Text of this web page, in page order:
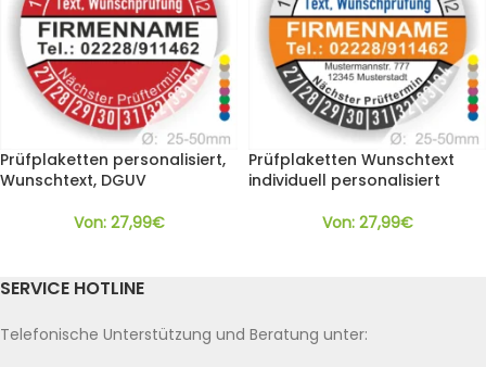
Prüfplaketten personalisiert,
Wunschtext, DGUV
Von: 27,99€
Prüfplaketten Wunschtext
individuell personalisiert
Von: 27,99€
SERVICE HOTLINE
Telefonische Unterstützung und Beratung unter: